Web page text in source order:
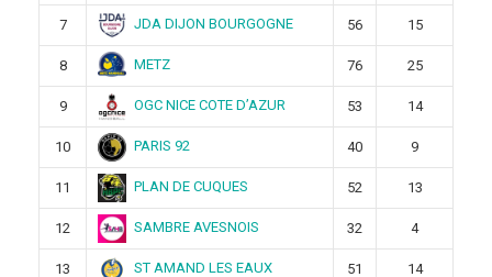
7 JDA DIJON BOURGOGNE 56 15
8 METZ 76 25
9 OGC NICE COTE D’AZUR 53 14
10 PARIS 92 40 9
11 PLAN DE CUQUES 52 13
12 SAMBRE AVESNOIS 32 4
13 ST AMAND LES EAUX 51 14